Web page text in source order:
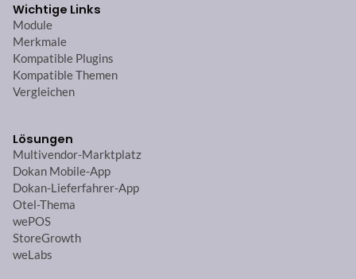
Wichtige Links
Module
Merkmale
Kompatible Plugins
Kompatible Themen
Vergleichen
Lösungen
Multivendor-Marktplatz
Dokan Mobile-App
Dokan-Lieferfahrer-App
Otel-Thema
wePOS
StoreGrowth
weLabs